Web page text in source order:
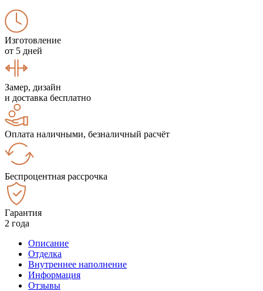
Изготовление
от 5 дней
Замер, дизайн
и доставка бесплатно
Оплата наличными, безналичный расчёт
Беспроцентная рассрочка
Гарантия
2 года
Описание
Отделка
Внутреннее наполнение
Информация
Отзывы